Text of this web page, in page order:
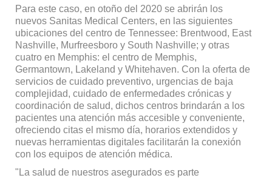
Para este caso, en otoño del 2020 se abrirán los
nuevos Sanitas Medical Centers, en las siguientes
ubicaciones del centro de Tennessee: Brentwood, East
Nashville, Murfreesboro y South Nashville; y otras
cuatro en Memphis: el centro de Memphis,
Germantown, Lakeland y Whitehaven. Con la oferta de
servicios de cuidado preventivo, urgencias de baja
complejidad, cuidado de enfermedades crónicas y
coordinación de salud, dichos centros brindarán a los
pacientes una atención más accesible y conveniente,
ofreciendo citas el mismo día, horarios extendidos y
nuevas herramientas digitales facilitarán la conexión
con los equipos de atención médica.
"La salud de nuestros asegurados es parte